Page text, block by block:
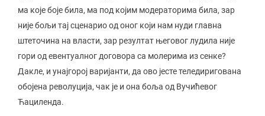
ма које боје била, ма под којим модераторима била, зар
није бољи тај сценарио од оног који нам нуди главна
штеточина на власти, зар резултат његовог лудила није
гори од евентуалног договора са молерима из сенке?
Дакле, и унајгорој варијанти, да ово јесте теледиригована
обојена револуција, чак је и она боља од Вучићевог
Ћациленда.